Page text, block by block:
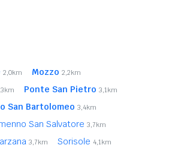
2,0km Mozzo 2,2km
Ponte San Pietro 3,1km
San Bartolomeo 3,4km
San Salvatore 3,7km
3,7km Sorisole 4,1km